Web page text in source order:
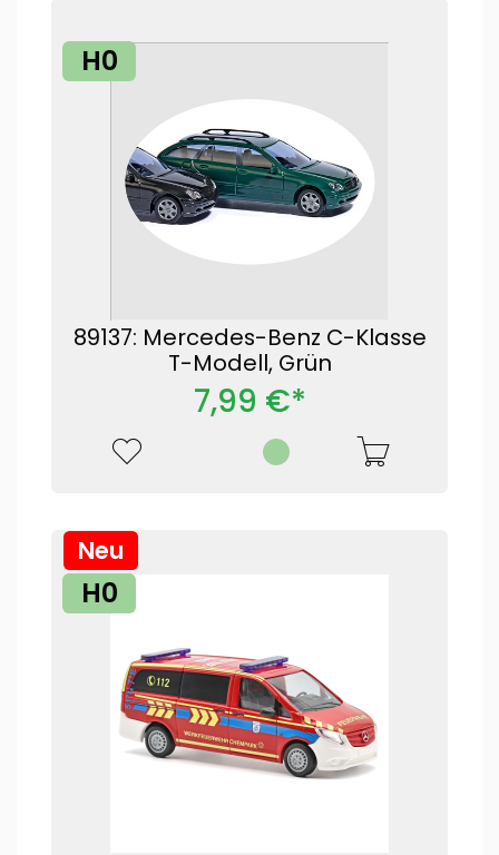
H0
89137: Mercedes-Benz C-Klasse
T-Modell, Grün
7,99 €*
H0
Neu